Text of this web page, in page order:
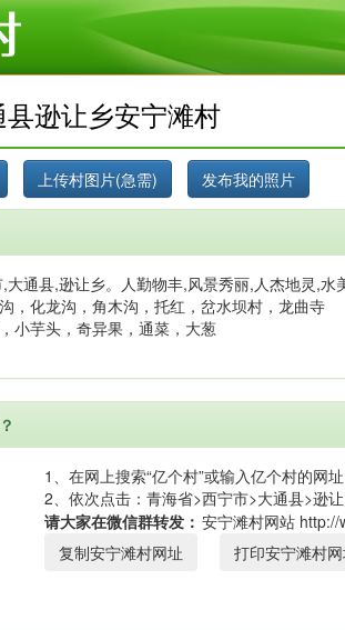
逊让乡安宁滩村
通县,逊让乡。人勤物丰,风景秀丽,人杰地灵,水
，化龙沟，角木沟，托红，岔水坝村，龙曲寺
小芋头，奇异果，通菜，大葱
1、在网上搜索“亿个村”或输入亿个村的网
2、依次点击：青海省>西宁市>大通县>逊让
请大家在微信群转发：
复制安宁滩村网址
打印安宁滩村